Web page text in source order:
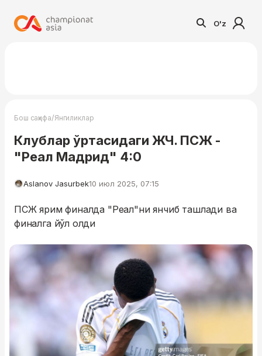
O'z
Бош саҳифа/Янгиликлар
Клублар ўртасидаги ЖЧ. ПСЖ -
"Реал Мадрид" 4:0
Aslanov Jasurbek10 июл 2025, 07:15
ПСЖ ярим финалда "Реал"ни янчиб ташлади ва
финалга йўл олди